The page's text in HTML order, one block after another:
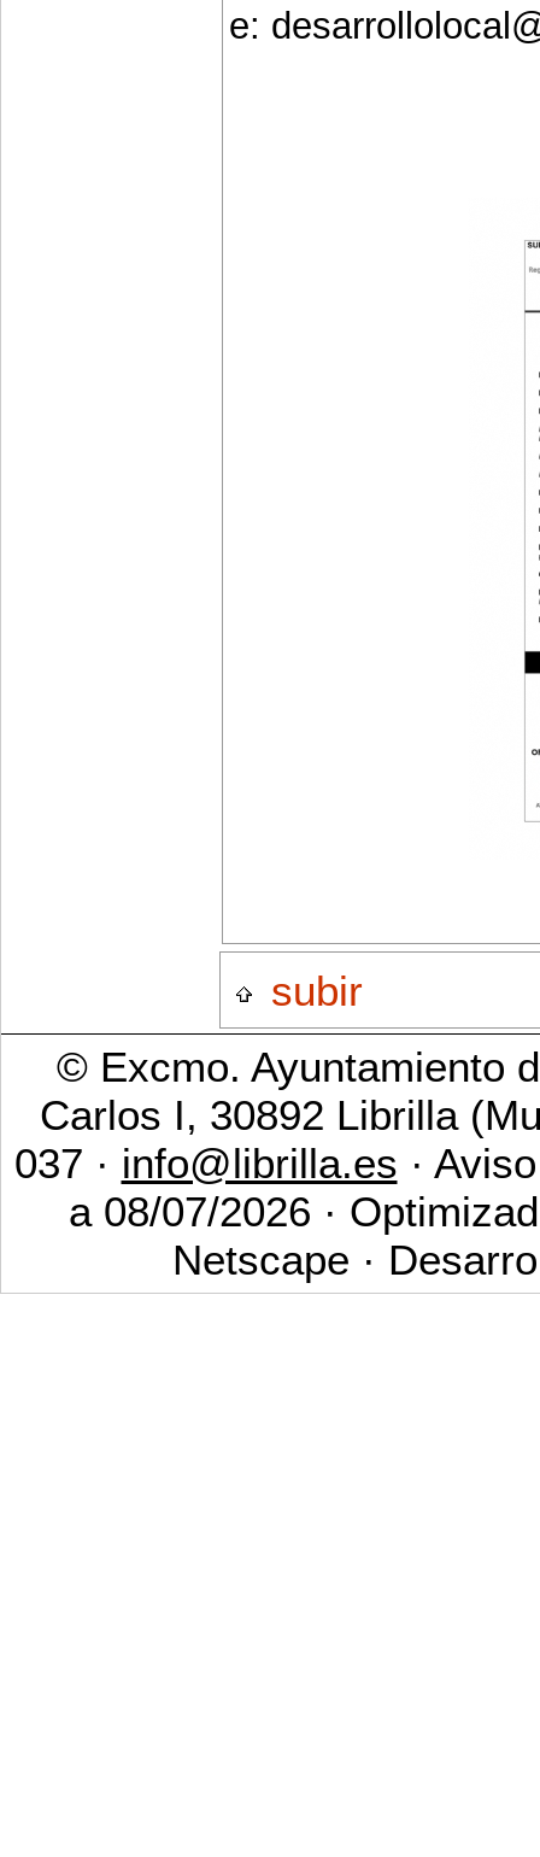
e:
subir
© Excmo. Ayuntamiento
Carlos I, 30892 Librilla
037 · info@librilla.es ·
a 08/07/2026 ·
Netscape ·